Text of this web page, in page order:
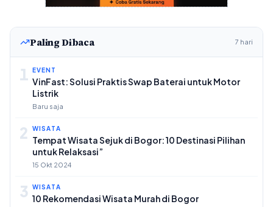
Paling Dibaca 7 hari
1 EVENT
VinFast: Solusi Praktis Swap Baterai untuk Motor
Listrik
Baru saja
2 WISATA
Tempat Wisata Sejuk di Bogor: 10 Destinasi Pilihan
untuk Relaksasi”
15 Okt 2024
3 WISATA
10 Rekomendasi Wisata Murah di Bogor